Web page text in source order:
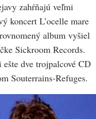
zahŕňajú veľmi
koncert L’ocelle mare
album vyšiel
Sickroom Records.
dve trojpalcové CD
Souterrains-Refuges.